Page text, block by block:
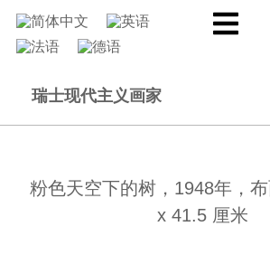
瑞士现代主义画家
粉色天空下的树，1948年，
x 41.5 厘米